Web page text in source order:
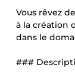
Vous rêvez
à la création
dans le
###